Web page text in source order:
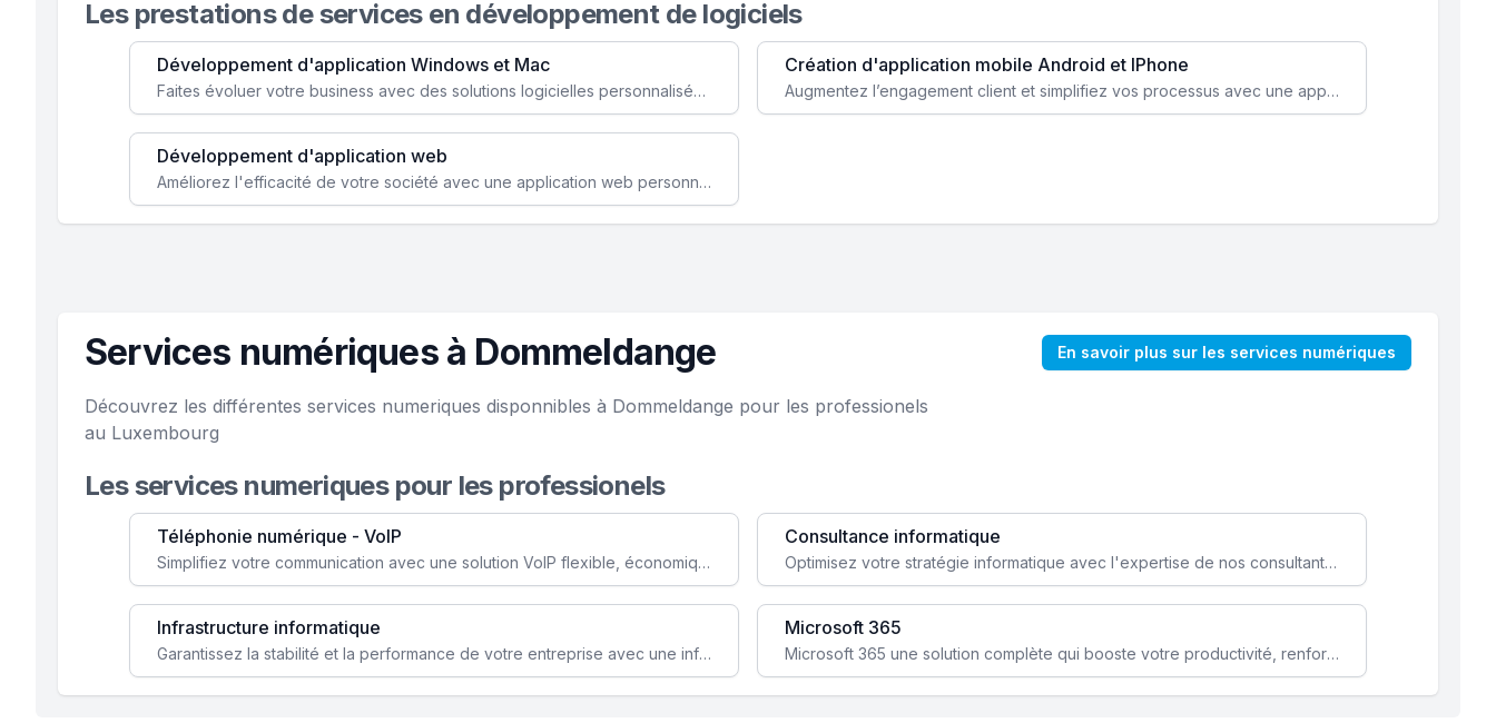
Les prestations de services en développement de logiciels
Développement d'application Windows et Mac
Faites évoluer votre business avec des solutions logicielles personnalisées, parfaitement adaptées à vos besoins spécifiques.
Création d'application mobile Android et IPhone
Augmentez l’engagement client et simplifiez vos processus avec une application mobile sur mesure, disponible sur iOS et Android.
Développement d'application web
Améliorez l'efficacité de votre société avec une application web personnalisée accessible partout et tout le temps.
Services numériques à Dommeldange En savoir plus sur les services numériques
Découvrez les différentes services numeriques disponnibles à Dommeldange pour les professionels
au Luxembourg
Les services numeriques pour les professionels
Téléphonie numérique - VoIP
Simplifiez votre communication avec une solution VoIP flexible, économique et adaptée à vos besoins professionnels.
Consultance informatique
Optimisez votre stratégie informatique avec l'expertise de nos consultants pour améliorer votre efficacité et sécurité.
Infrastructure informatique
Garantissez la stabilité et la performance de votre entreprise avec une infrastructure IT sécurisée et évolutive.
Microsoft 365
Microsoft 365 une solution complète qui booste votre productivité, renforce la sécurité de vos données et facilite la collaboration.